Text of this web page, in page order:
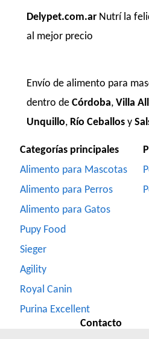
Delypet.com.ar Nutrí la
al mejor precio
Envío de alimento para
dentro de Córdoba, Villa
Unquillo, Río Ceballos y
Categorías principales
Alimento para Mascotas
Alimento para Perros
Alimento para Gatos
Pupy Food
Sieger
Agility
Royal Canin
Purina Excellent
Contacto